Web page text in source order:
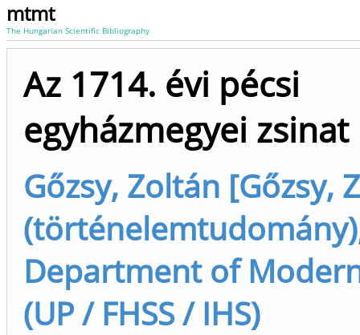
mtmt
The Hungarian Scientific Bibliography
Az 1714. évi pécsi
egyházmegyei zsinat
Gőzsy, Zoltán [Gőzsy,
Department of
(UP / FHSS / IHS)